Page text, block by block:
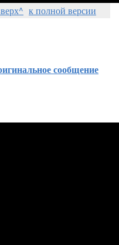
к полной версии
сообщение